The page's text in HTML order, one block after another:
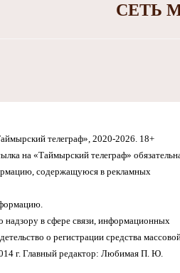
СЕТЬ
телеграф», 2020-2026. 18+
на «Таймырский телеграф»
содержащуюся в рекламных
надзору в сфере связи, информационных
о регистрации средства
г. Главный редактор: Любимая П. Ю.